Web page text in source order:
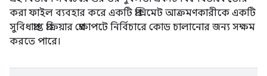
করা ফাইল ব্যবহার করে একটি প্রক্সিমেট আক্রমণকারীকে একটি
সুবিধাপ্রাপ্ত প্রক্রিয়ার প্রেক্ষাপটে নির্বিচারে কোড চালানোর জন্য সক্ষম
করতে পারে।